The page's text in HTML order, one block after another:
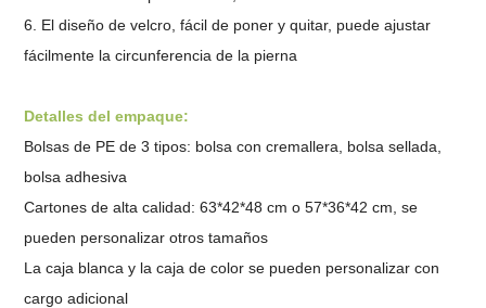
6. El diseño de velcro, fácil de poner y quitar, puede ajustar
fácilmente la circunferencia de la pierna
Detalles del empaque:
Bolsas de PE de 3 tipos: bolsa con cremallera, bolsa sellada,
bolsa adhesiva
Cartones de alta calidad: 63*42*48 cm o 57*36*42 cm, se
pueden personalizar otros tamaños
La caja blanca y la caja de color se pueden personalizar con
cargo adicional